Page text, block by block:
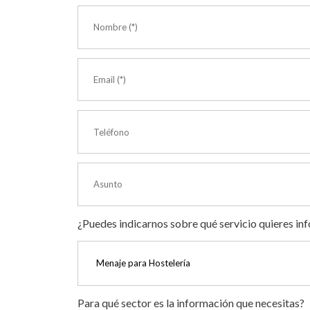
¿Puedes indicarnos sobre qué servicio quieres
Para qué sector es la información que necesitas?